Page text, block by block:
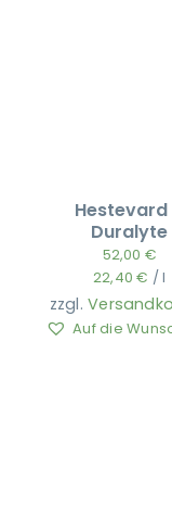
Hestevard
Duralyte
52,00 €
22,40€ /l
zzgl.
Auf die